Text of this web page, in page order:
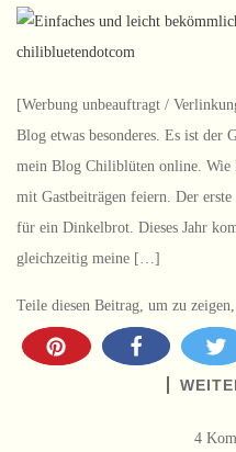
[Werbung unbeauftragt /
Blog etwas besonderes. Es ist der
mein Blog Chiliblüten online. Wie
mit Gastbeiträgen feiern. Der erste
für ein Dinkelbrot. Dieses Jahr
gleichzeitig meine […]
Teile diesen Beitrag, um zu
4